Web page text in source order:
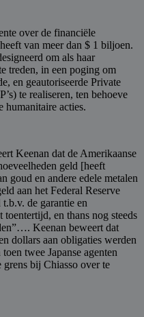
over de financiële
van meer dan $ 1 biljoen.
om als haar
treden, in een poging om
en geautoriseerde Private
te realiseren, ten behoeve
humanitaire acties.
Keenan dat de Amerikaanse
geld [heeft
goud en andere edele metalen
aan het Federal Reserve
de garantie en
en thans nog steeds
Keenan beweert dat
dollars aan obligaties werden
twee Japanse agenten
grens bij Chiasso over te